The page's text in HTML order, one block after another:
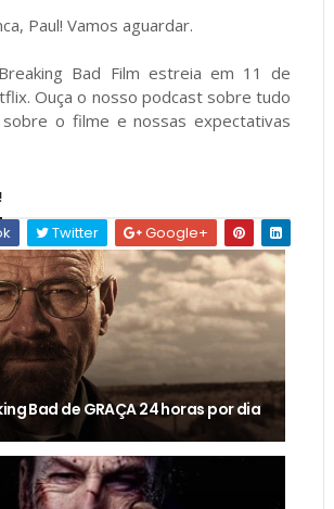
Paul! Vamos aguardar.
Bad Film estreia em 11 de
Ouça o nosso podcast sobre tudo
o filme e nossas expectativas
Twitter Google+
Bad de GRAÇA 24 horas por dia